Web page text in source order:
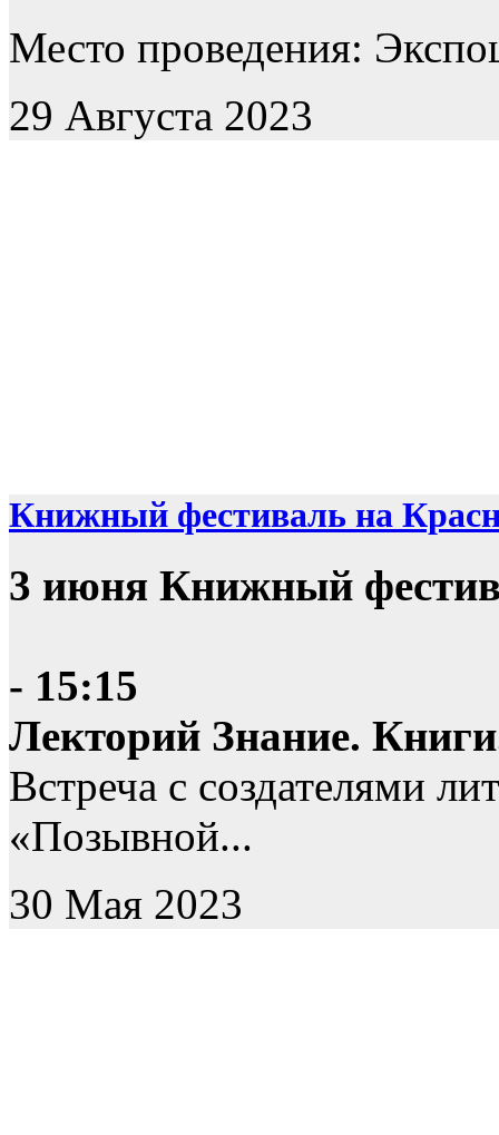
Место проведения:
29 Августа 2023
Книжный фестиваль на
3 июня Книжный
- 15:15
Лекторий Знание.
Встреча с создателями
«Позывной...
30 Мая 2023